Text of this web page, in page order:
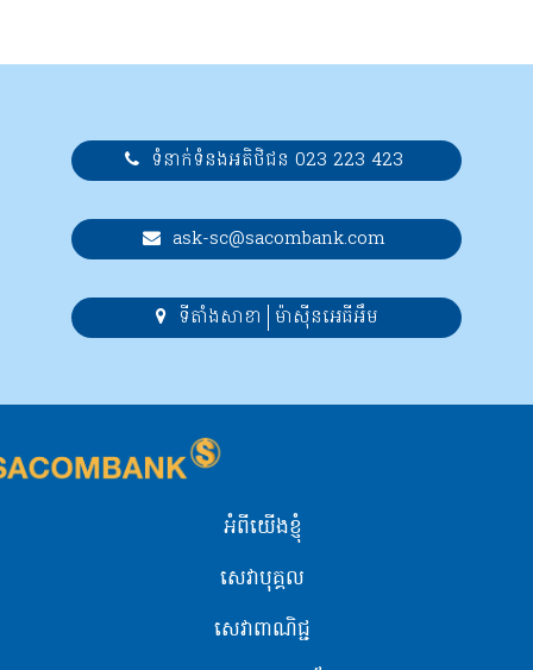
ទំនាក់ទំនងអតិថិជន 023 223 423
ask-sc@sacombank.com
ទីតាំងសាខា ម៉ាស៊ីនអេធីអឹម
អំពីយើងខ្ញុំ
សេវាបុគ្គល
សេវាពាណិជ្ជ